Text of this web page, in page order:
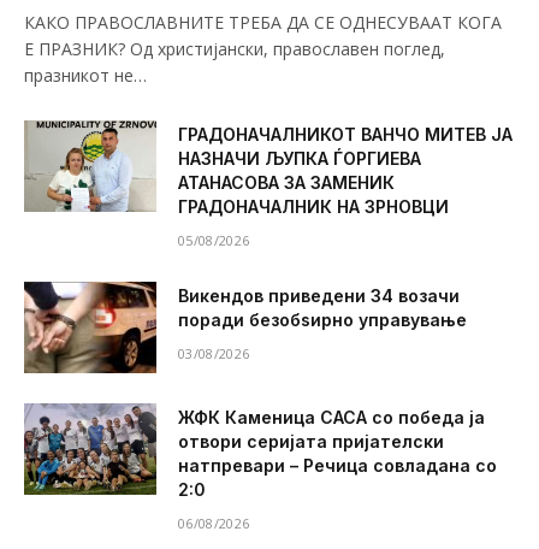
КАКО ПРАВОСЛАВНИТЕ ТРЕБА ДА СЕ ОДНЕСУВААТ КОГА
Е ПРАЗНИК? Од христијански, православен поглед,
празникот не…
ГРАДОНАЧАЛНИКОТ ВАНЧО МИТЕВ ЈА
НАЗНАЧИ ЉУПКА ЃОРГИЕВА
АТАНАСОВА ЗА ЗАМЕНИК
ГРАДОНАЧАЛНИК НА ЗРНОВЦИ
05/08/2026
Викендов приведени 34 возачи
поради безобѕирно управување
03/08/2026
ЖФК Каменица САСА со победа ја
отвори серијата пријателски
натпревари – Речица совладана со
2:0
06/08/2026